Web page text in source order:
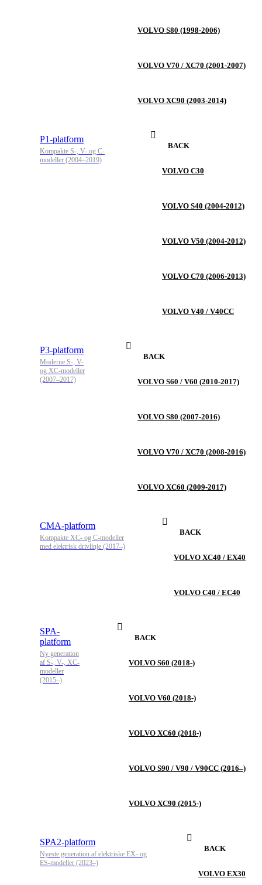
VOLVO S80 (1998-2006)
VOLVO V70 / XC70 (2001-2007)
VOLVO XC90 (2003-2014)
P1-platform
Kompakte S-, V- og C-
modeller (2004–2019)
BACK
VOLVO C30
VOLVO S40 (2004-2012)
VOLVO V50 (2004-2012)
VOLVO C70 (2006-2013)
VOLVO V40 / V40CC
P3-platform
Moderne S-, V-
og XC-modeller
(2007–2017)
BACK
VOLVO S60 / V60 (2010-2017)
VOLVO S80 (2007-2016)
VOLVO V70 / XC70 (2008-2016)
VOLVO XC60 (2009-2017)
CMA-platform
Kompakte XC- og C-modeller
med elektrisk drivlinje (2017–)
BACK
VOLVO XC40 / EX40
VOLVO C40 / EC40
SPA-
platform
Ny generation
af S-, V-, XC-
modeller
(2015–)
BACK
VOLVO S60 (2018-)
VOLVO V60 (2018-)
VOLVO XC60 (2018-)
VOLVO S90 / V90 / V90CC (2016–)
VOLVO XC90 (2015-)
SPA2-platform
Nyeste generation af elektriske EX- og
ES-modeller (2023–)
BACK
VOLVO EX30